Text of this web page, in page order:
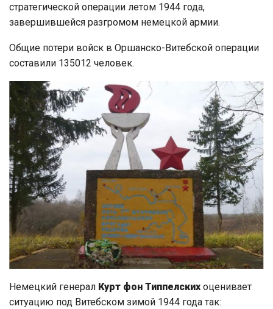
стратегической операции летом 1944 года,
завершившейся разгромом немецкой армии.
Общие потери войск в Оршанско-Витебской операции
составили 135012 человек.
Немецкий генерал Курт фон Типпелских оценивает
ситуацию под Витебском зимой 1944 года так: